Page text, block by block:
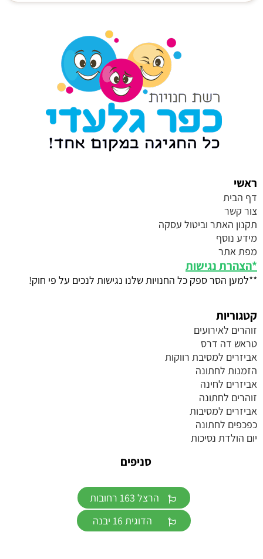
ראשי
דף הבית
צור קשר
תקנון האתר וביטול עסקה
מידע נוסף
מפת אתר
*הצהרת נגישות
**למען הסר ספק כל החנויות שלנו נגישות לנכים על פי חוק!
קטגוריות
זוהרים לאירועים
טראש דה דרס
אביזרים למסיבת רווקות
הזמנות לחתונה
אביזרים לחינה
זוהרים לחתונה
אביזרים למסיבות
כפכפים לחתונה
יום הולדת נסיכות
סניפים
הרצל 163 רחובות
הדוגית 16 יבנה